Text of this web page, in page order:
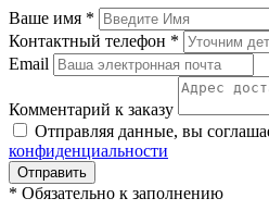
Ваше имя *
Контактный телефон *
Email
Комментарий к заказу
Отправляя данные, вы
конфиденциальности
Отправить
* Обязательно к заполнению